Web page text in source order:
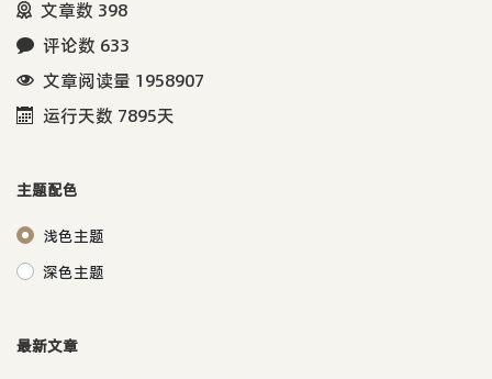
文章数 398
评论数 633
文章阅读量 1958907
运行天数 7895天
主题配色
浅色主题
深色主题
最新文章